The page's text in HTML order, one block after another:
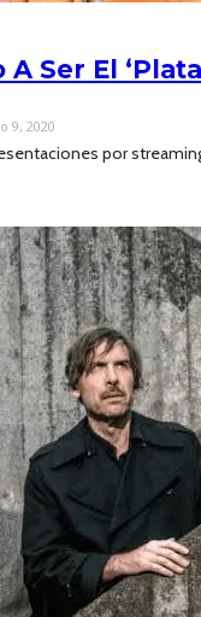
Ser El
9, 2020
por